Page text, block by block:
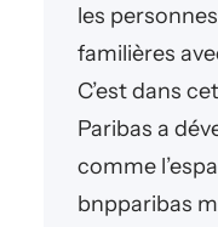
les
familières
C’est dans
Paribas a
comme
bnpparibas